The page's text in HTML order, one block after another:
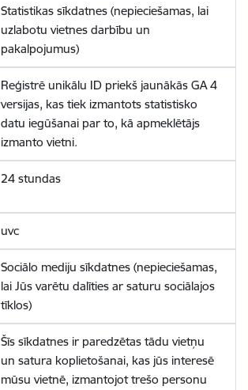
Statistikas sīkdatnes (nepieciešamas, lai
uzlabotu vietnes darbību un
pakalpojumus)
Reģistrē unikālu ID priekš jaunākās GA 4
versijas, kas tiek izmantots statistisko
datu iegūšanai par to, kā apmeklētājs
izmanto vietni.
24 stundas
uvc
Sociālo mediju sīkdatnes (nepieciešamas,
lai Jūs varētu dalīties ar saturu sociālajos
tīklos)
Šīs sīkdatnes ir paredzētas tādu vietņu
un satura koplietošanai, kas jūs interesē
mūsu vietnē, izmantojot trešo personu